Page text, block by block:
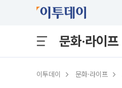
문화·라이프
이투데이 문화·라이프